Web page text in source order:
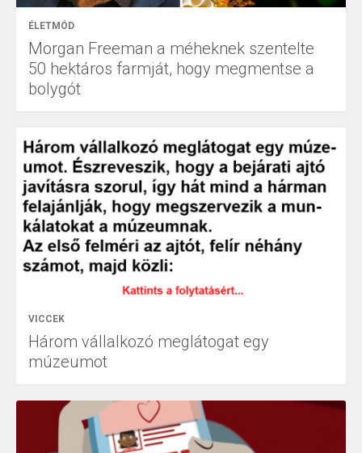
ÉLETMÓD
Morgan Freeman a méheknek szentelte
50 hektáros farmját, hogy megmentse a
bolygót
VICCEK
Három vállalkozó meglátogat egy
múzeumot